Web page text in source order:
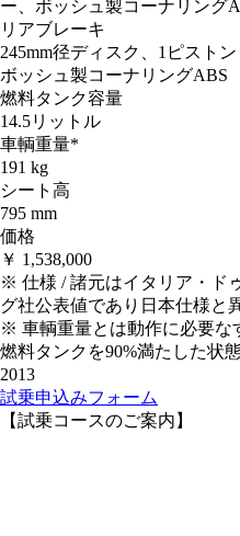
ー、ボッシュ製コーナリング
リアブレーキ
245mm径ディスク、1ピスト
ボッシュ製コーナリングABS
燃料タンク容量
14.5リットル
車輌重量*
191 kg
シート高
795 mm
価格
￥ 1,538,000
※ 仕様 / 諸元はイタリア・ド
グ社公表値であり日本仕様と
※ 車輌重量とは動作に必要な
燃料タンクを90%満たした状
2013
試乗申込みフォーム
【試乗コースのご案内】